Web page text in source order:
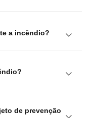
a incêndio?
de prevenção